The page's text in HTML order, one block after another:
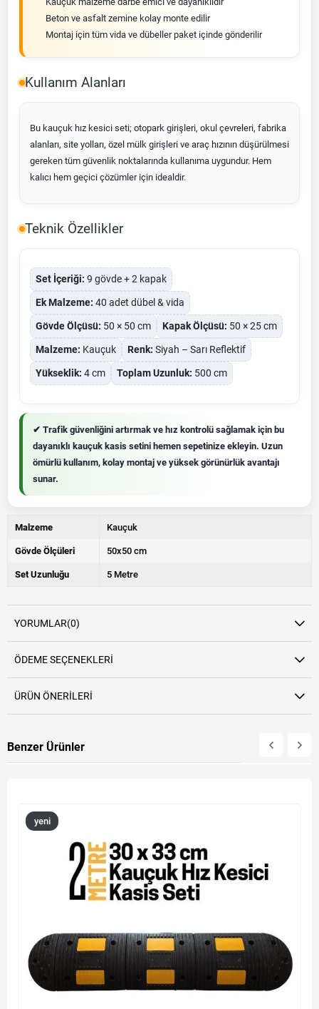
Beton ve asfalt zemine kolay monte edilir
Montaj için tüm vida ve dübeller paket içinde gönderilir
Kullanım Alanları
Bu kauçuk hız kesici seti; otopark girişleri, okul çevreleri, fabrika
alanları, site yolları, özel mülk girişleri ve araç hızının düşürülmesi
gereken tüm güvenlik noktalarında kullanıma uygundur. Hem
kalıcı hem geçici çözümler için idealdir.
Teknik Özellikler
Set İçeriği: 9 gövde + 2 kapak
Ek Malzeme: 40 adet dübel & vida
Gövde Ölçüsü: 50 × 50 cm Kapak Ölçüsü: 50 × 25 cm
Malzeme: Kauçuk Renk: Siyah – Sarı Reflektif
Yükseklik: 4 cm Toplam Uzunluk: 500 cm
✔ Trafik güvenliğini artırmak ve hız kontrolü sağlamak için bu
dayanıklı kauçuk kasis setini hemen sepetinize ekleyin. Uzun
ömürlü kullanım, kolay montaj ve yüksek görünürlük avantajı
sunar.
Malzeme Kauçuk
Gövde Ölçüleri 50x50 cm
Set Uzunluğu 5 Metre
YORUMLAR(0)
ÖDEME SEÇENEKLERI
ÜRÜN ÖNERILERI
Benzer Ürünler
yeni